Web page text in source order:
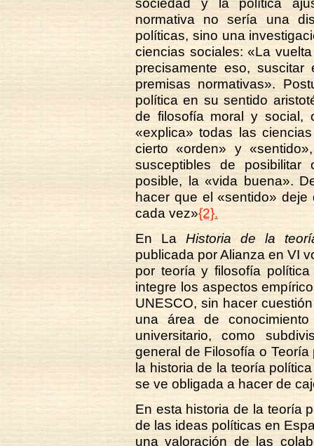
normativa no sería una
políticas, sino una
ciencias sociales: «La
precisamente eso, suscitar
premisas normativas».
política en su sentido
de filosofía moral y social,
«explica» todas las
cierto «orden» y
susceptibles de
posible, la «vida buena».
hacer que el «sentido»
cada vez»{2}.
En La Historia de la
publicada por Alianza en VI
por teoría y filosofía
integre los aspectos
UNESCO, sin hacer
una área de
universitario, como
general de Filosofía o
la historia de la teoría
se ve obligada a hacer de
En esta historia de la teoría
de las ideas políticas en
una valoración de las